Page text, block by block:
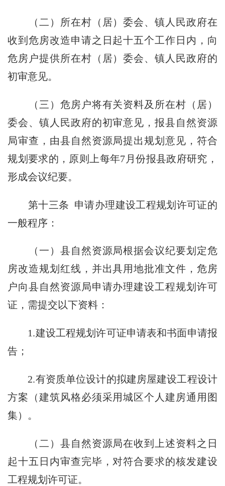
（二）所在村（居）委会、镇人民政府在
收到危房改造申请之日起十五个工作日内，向
危房户提供所在村（居）委会、镇人民政府的
初审意见。
（三）危房户将有关资料及所在村（居）
委会、镇人民政府的初审意见，报县自然资源
局审查，由县自然资源局提出规划意见，符合
规划要求的，原则上每年7月份报县政府研究，
形成会议纪要。
第十三条 申请办理建设工程规划许可证的
一般程序：
（一）县自然资源局根据会议纪要划定危
房改造规划红线，并出具用地批准文件，危房
户向县自然资源局申请办理建设工程规划许可
证，需提交以下资料：
1.建设工程规划许可证申请表和书面申请报
告；
2.有资质单位设计的拟建房屋建设工程设计
方案（建筑风格必须采用城区个人建房通用图
集）。
（二）县自然资源局在收到上述资料之日
起十五日内审查完毕，对符合要求的核发建设
工程规划许可证。